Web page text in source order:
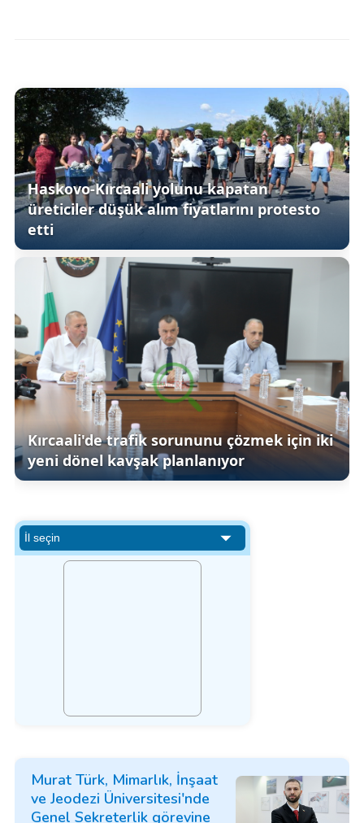
Haskovo-Kırcaali yolunu kapatan
üreticiler düşük alım fiyatlarını protesto
etti
Kırcaali'de trafik sorununu çözmek için iki
yeni dönel kavşak planlanıyor
Murat Türk, Mimarlık, İnşaat
ve Jeodezi Üniversitesi'nde
Genel Sekreterlik görevine